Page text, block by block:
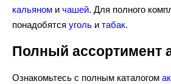
кальяном и чашей. Для полного
понадобятся уголь и табак.
Полный ассортимент
Ознакомьтесь с полным каталогом